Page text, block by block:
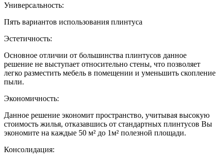
Универсальность:
Пять вариантов использования плинтуса
Эстетичность:
Основное отличии от большинства плинтусов данное
решение не выступает относительно стены, что позволяет
легко разместить мебель в помещении и уменьшить скопление
пыли.
Экономичность:
Данное решение экономит пространство, учитывая высокую
стоимость жилья, отказавшись от стандартных плинтусов Вы
экономите на каждые 50 м² до 1м² полезной площади.
Консолидация: